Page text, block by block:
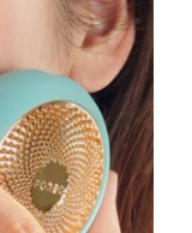
預計送達日期8/8/26
預計送達日期 8/8/26
預計送達日期8/8/26
預計送達日期8/11/26